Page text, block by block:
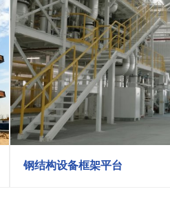
钢结构设备框架平台